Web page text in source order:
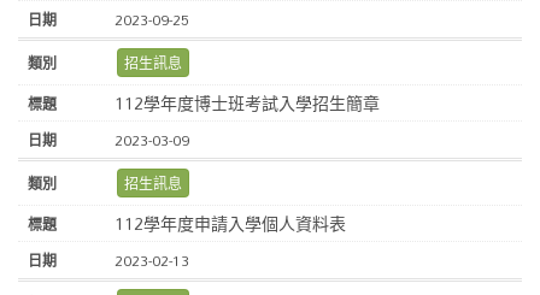
2023-09-25
招生訊息
112學年度博士班考試入學招生簡章
2023-03-09
招生訊息
112學年度申請入學個人資料表
2023-02-13